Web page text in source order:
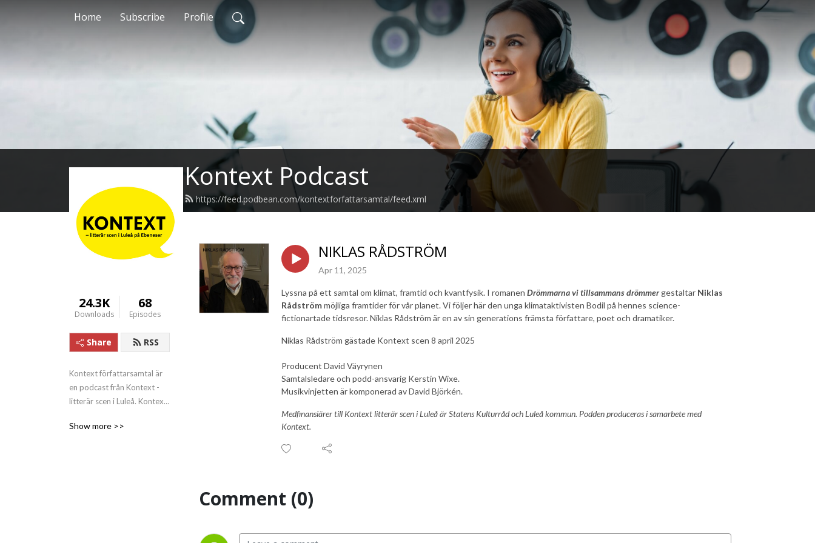
Home Subscribe Profile
Kontext Podcast
https://feed.podbean.com/kontextforfattarsamtal/feed.xml
24.3K
Downloads
68
Episodes
Share RSS
Kontext författarsamtal är
en podcast från Kontext -
litterär scen i Luleå. Kontext
produceras med stöd av
Show more >>
NIKLAS RÅDSTRÖM
Apr 11, 2025
Lyssna på ett samtal om klimat, framtid och kvantfysik. I romanen Drömmarna vi tillsammans drömmergestaltar Niklas
Rådströmmöjliga framtider för vår planet. Vi följer här den unga klimataktivisten Bodil på hennes science-
fictionartade tidsresor. Niklas Rådström är en av sin generations främsta författare, poet och dramatiker.
Niklas Rådström gästade Kontext scen 8 april 2025
Producent David Väyrynen
Samtalsledare och podd-ansvarig Kerstin Wixe.
Musikvinjetten är komponerad av David Björkén.
Medfinansiärer till Kontext litterär scen i Luleå är Statens Kulturråd och Luleå kommun. Podden produceras i samarbete med
Kontext.
Comment (0)